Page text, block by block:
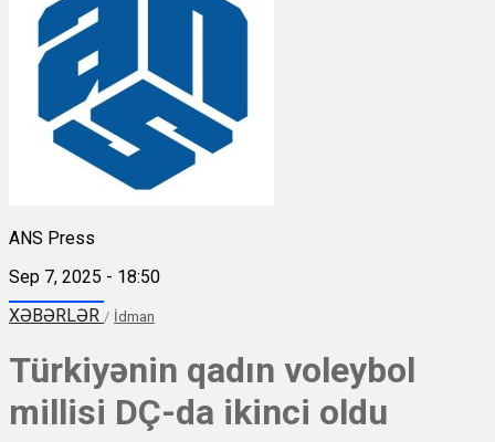
ANS Press
Sep 7, 2025 - 18:50
XƏBƏRLƏR / İdman
Türkiyənin qadın voleybol
millisi DÇ-da ikinci oldu